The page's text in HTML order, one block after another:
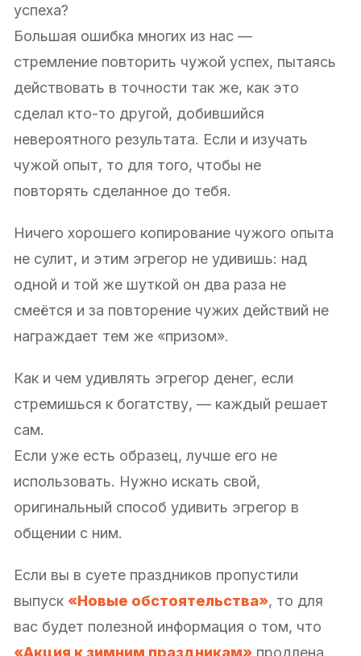
успеха?
Большая ошибка многих из нас —
стремление повторить чужой успех, пытаясь
действовать в точности так же, как это
сделал кто-то другой, добившийся
невероятного результата. Если и изучать
чужой опыт, то для того, чтобы не
повторять сделанное до тебя.
Ничего хорошего копирование чужого опыта
не сулит, и этим эгрегор не удивишь: над
одной и той же шуткой он два раза не
смеётся и за повторение чужих действий не
награждает тем же «призом».
Как и чем удивлять эгрегор денег, если
стремишься к богатству, — каждый решает
сам.
Если уже есть образец, лучше его не
использовать. Нужно искать свой,
оригинальный способ удивить эгрегор в
общении с ним.
Если вы в суете праздников пропустили
выпуск «Новые обстоятельства», то для
вас будет полезной информация о том, что
«Акция к зимним праздникам» продлена